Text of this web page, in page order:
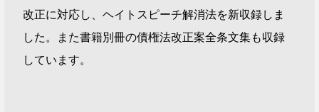
改正に対応し、ヘイトスピーチ解消法を新収録しま
した。また書籍別冊の債権法改正案全条文集も収録
しています。